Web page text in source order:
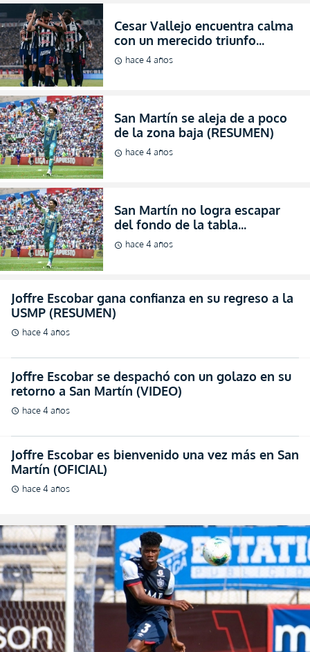
Cesar Vallejo encuentra calma
con un merecido triunfo
(RESUMEN)
schedule hace 4 años
San Martín se aleja de a poco
de la zona baja (RESUMEN)
schedule hace 4 años
San Martín no logra escapar
del fondo de la tabla
(RESUMEN)
schedule hace 4 años
Joffre Escobar gana confianza en su regreso a la
USMP (RESUMEN)
schedule hace 4 años
Joffre Escobar se despachó con un golazo en su
retorno a San Martín (VIDEO)
schedule hace 4 años
Joffre Escobar es bienvenido una vez más en San
Martín (OFICIAL)
schedule hace 4 años